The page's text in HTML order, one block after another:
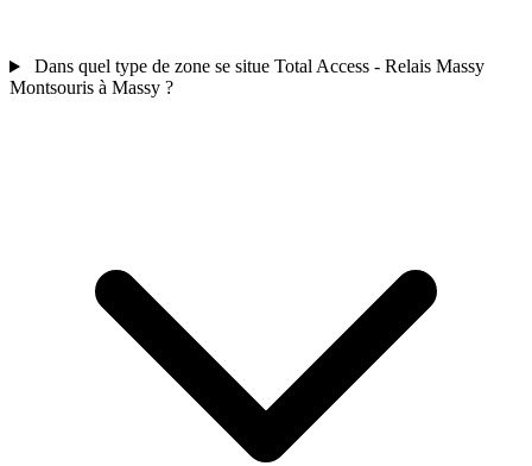
Dans quel type de zone se situe Total Access - Relais Massy
Montsouris à Massy ?